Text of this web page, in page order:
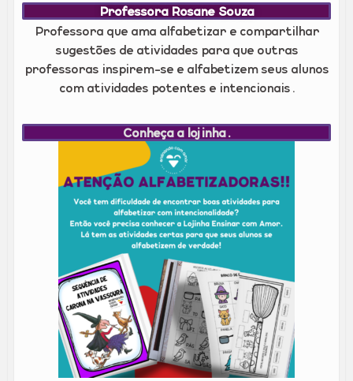
Professora Rosane Souza
Professora que ama alfabetizar e compartilhar
sugestões de atividades para que outras
professoras inspirem-se e alfabetizem seus alunos
com atividades potentes e intencionais.
Conheça a lojinha.